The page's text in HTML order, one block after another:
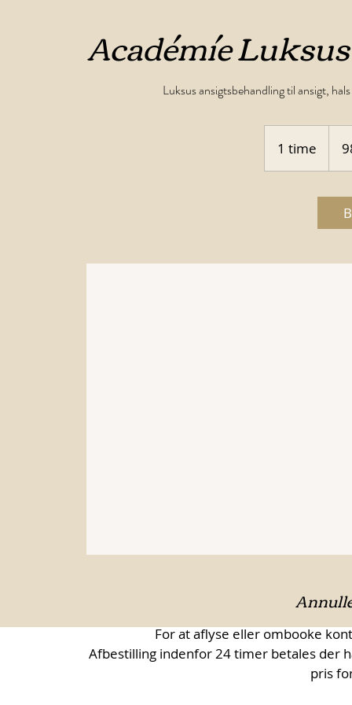
Académíe
Luksus ansigtsbehandling til ansigt,
1 time
t
kroner
For at aflyse eller ombooke
Afbestilling indenfor 24 timer betales der
pris